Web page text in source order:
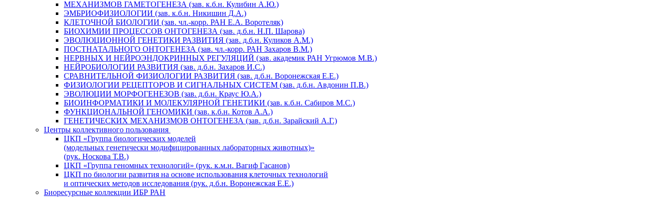
МЕХАНИЗМОВ ГАМЕТОГЕНЕЗА (зав. к.б.н. Кулибин А.Ю.)
ЭМБРИОФИЗИОЛОГИИ (зав. к.б.н. Никишин Д.А.)
КЛЕТОЧНОЙ БИОЛОГИИ (зав. чл.-корр. РАН Е.А. Воротеляк)
БИОХИМИИ ПРОЦЕССОВ ОНТОГЕНЕЗА (зав. д.б.н. Н.П. Шарова)
ЭВОЛЮЦИОННОЙ ГЕНЕТИКИ РАЗВИТИЯ (зав. д.б.н. Куликов А.М.)
ПОСТНАТАЛЬНОГО ОНТОГЕНЕЗА (зав. чл.-корр. РАН Захаров В.М.)
НЕРВНЫХ И НЕЙРОЭНДОКРИННЫХ РЕГУЛЯЦИЙ (зав. академик РАН Угрюмов М.В.)
НЕЙРОБИОЛОГИИ РАЗВИТИЯ (зав. д.б.н. Захаров И.С.)
СРАВНИТЕЛЬНОЙ ФИЗИОЛОГИИ РАЗВИТИЯ (зав. д.б.н. Воронежская Е.Е.)
ФИЗИОЛОГИИ РЕЦЕПТОРОВ И СИГНАЛЬНЫХ СИСТЕМ (зав. д.б.н. Авдонин П.В.)
ЭВОЛЮЦИИ МОРФОГЕНЕЗОВ (зав. д.б.н. Краус Ю.А.)
БИОИНФОРМАТИКИ И МОЛЕКУЛЯРНОЙ ГЕНЕТИКИ (зав. к.б.н. Сабиров М.С.)
ФУНКЦИОНАЛЬНОЙ ГЕНОМИКИ (зав. к.б.н. Котов А.А.)
ГЕНЕТИЧЕСКИХ МЕХАНИЗМОВ ОНТОГЕНЕЗА (зав. д.б.н. Зарайский А.Г.)
Центры коллективного пользования
ЦКП «Группа биологических моделей
(модельных генетически модифицированных лабораторных животных)»
(рук. Носкова Т.В.)
ЦКП «Группа геномных технологий» (рук. к.м.н. Вагиф Гасанов)
ЦКП по биологии развития на основе использования клеточных технологий
и оптических методов исследования (рук. д.б.н. Воронежская Е.Е.)
Биоресурсные коллекции ИБР РАН